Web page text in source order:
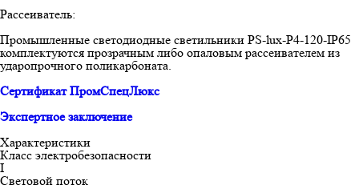
Рассеиватель:
Промышленные светодиодные светильники PS-lux-P4-120-IP65
комплектуются прозрачным либо опаловым рассеивателем из
ударопрочного поликарбоната.
Сертификат ПромСпецЛюкс
Экспертное заключение
Характеристики
Класс электробезопасности
I
Световой поток